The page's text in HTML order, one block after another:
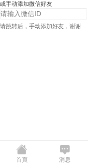
或手动添加微信好友
请跳转后，手动添加好友，谢谢
首頁 消息